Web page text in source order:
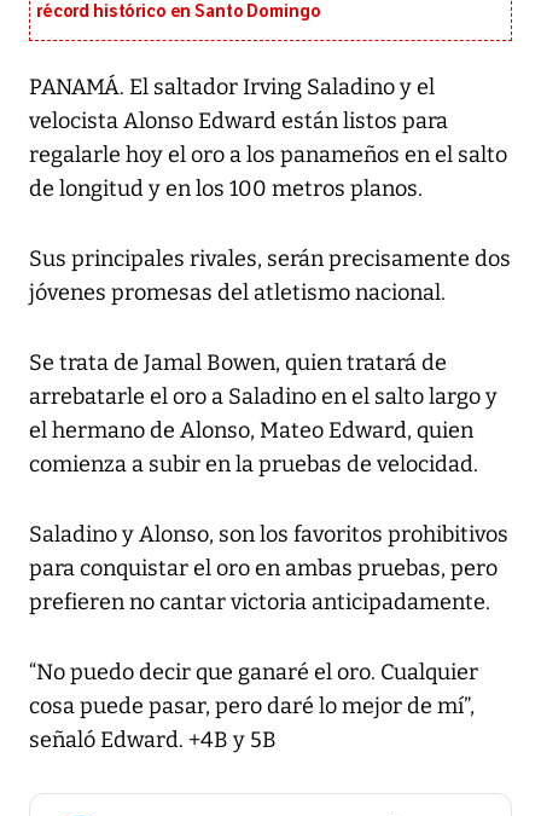
récord histórico en Santo Domingo
PANAMÁ. El saltador Irving Saladino y el
velocista Alonso Edward están listos para
regalarle hoy el oro a los panameños en el salto
de longitud y en los 100 metros planos.
Sus principales rivales, serán precisamente dos
jóvenes promesas del atletismo nacional.
Se trata de Jamal Bowen, quien tratará de
arrebatarle el oro a Saladino en el salto largo y
el hermano de Alonso, Mateo Edward, quien
comienza a subir en la pruebas de velocidad.
Saladino y Alonso, son los favoritos prohibitivos
para conquistar el oro en ambas pruebas, pero
prefieren no cantar victoria anticipadamente.
“No puedo decir que ganaré el oro. Cualquier
cosa puede pasar, pero daré lo mejor de mí”,
señaló Edward. +4B y 5B